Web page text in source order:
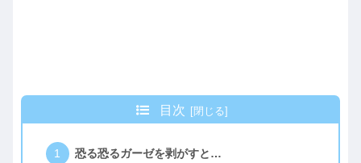
目次
恐る恐るガーゼを剥がすと…